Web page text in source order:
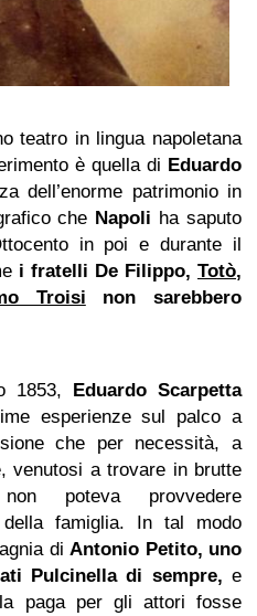
teatro in lingua napoletana
è quella di Eduardo
dell’enorme patrimonio in
che Napoli ha saputo
in poi e durante il
i fratelli De Filippo, Totò,
Troisi non sarebbero
1853, Eduardo Scarpetta
esperienze sul palco a
che per necessità, a
venutosi a trovare in brutte
poteva provvedere
della famiglia. In tal modo
di Antonio Petito, uno
Pulcinella di sempre, e
paga per gli attori fosse